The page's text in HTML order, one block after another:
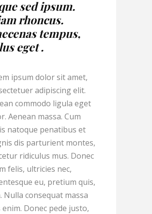
sed ipsum.
rhoncus.
tempus,
eget .
ipsum dolor sit amet,
adipiscing elit.
commodo ligula eget
Aenean massa. Cum
natoque penatibus et
dis parturient montes,
ridiculus mus. Donec
felis, ultricies nec,
eu, pretium quis,
Nulla consequat massa
enim. Donec pede justo,